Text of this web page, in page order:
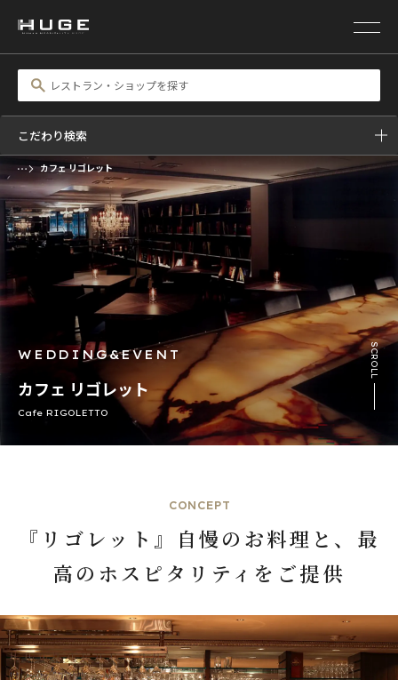
こだわり検索
カフェ リゴレット
SCROLL
WEDDING&EVENT
カフェ リゴレット
Cafe RIGOLETTO
CONCEPT
『リゴレット』自慢のお料理と、最
高のホスピタリティをご提供
前の画像 次の画像